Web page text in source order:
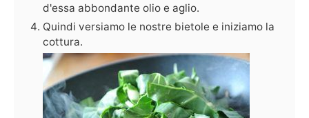
d'essa abbondante olio e aglio.
Quindi versiamo le nostre bietole e iniziamo la
cottura.